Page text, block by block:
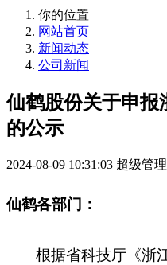
你的位置
网站首页
新闻动态
公司新闻
仙鹤股份关于申报
的公示
2024-08-09 10:31:03 超级管
仙鹤各部门：
根据省科技厅《浙